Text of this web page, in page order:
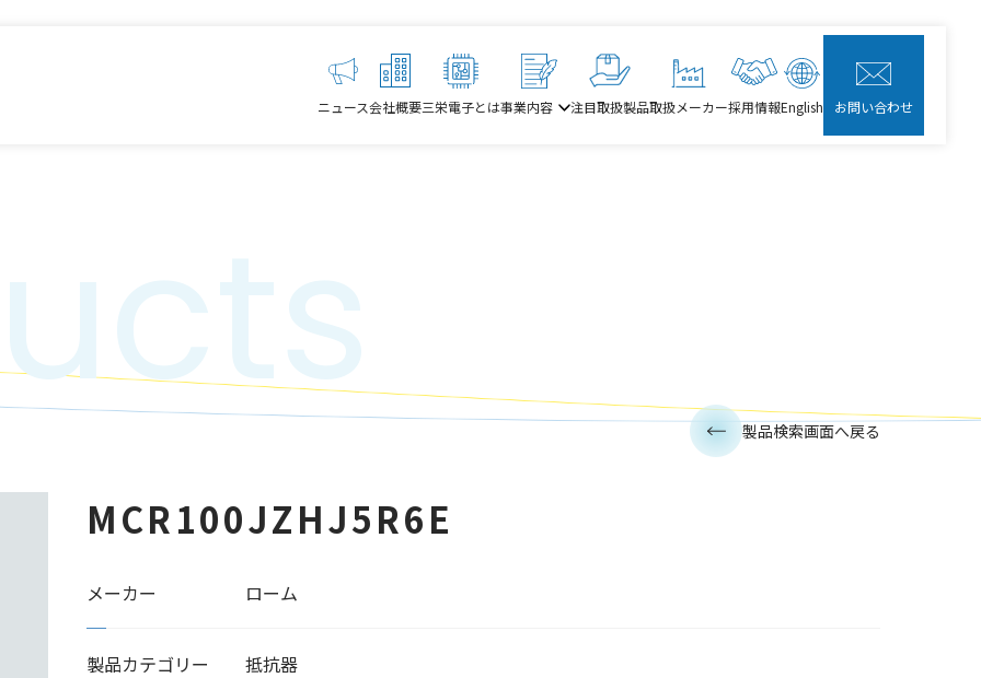
ニュース会社概要三栄電子とは事業内容 注目取扱製品取扱メーカー採用情報English お問い合わせ
MCR100JZHJ5R6E
メーカー ローム
製品カテゴリー 抵抗器
製品検索画面へ戻る